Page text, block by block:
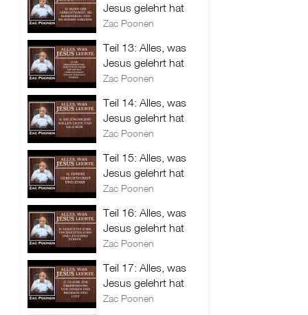
Jesus gelehrt hat
Zac Poonen
Teil 13: Alles, was
Jesus gelehrt hat
Zac Poonen
Teil 14: Alles, was
Jesus gelehrt hat
Zac Poonen
Teil 15: Alles, was
Jesus gelehrt hat
Zac Poonen
Teil 16: Alles, was
Jesus gelehrt hat
Zac Poonen
Teil 17: Alles, was
Jesus gelehrt hat
Zac Poonen